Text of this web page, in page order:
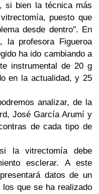
si bien la técnica más
puesto que
desde dentro". En
profesora Figueroa
ha ido cambiando a
instrumental de 20 g
en la actualidad, y 25
analizar, de la
José García Arumí y
de cada tipo de
la vitrectomía debe
esclerar. A este
datos de un
que se ha realizado